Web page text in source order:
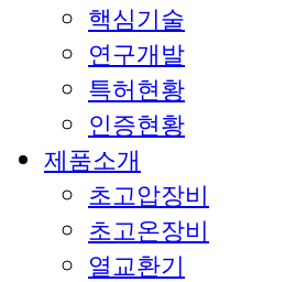
핵심기술
연구개발
특허현황
인증현황
제품소개
초고압장비
초고온장비
열교환기